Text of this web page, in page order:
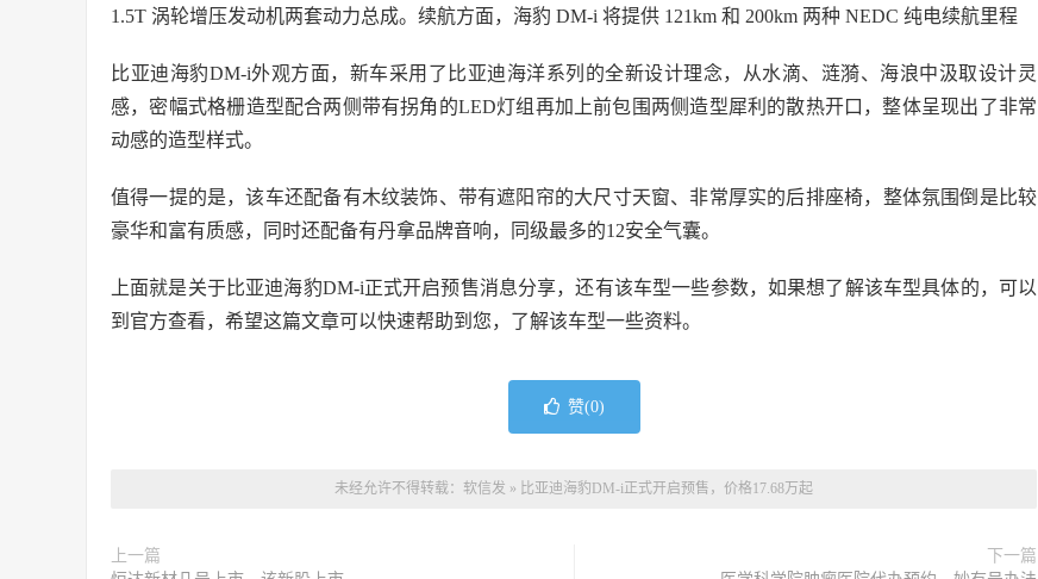
1.5T 涡轮增压发动机两套动力总成。续航方面，海豹 DM-i 将提供 121km 和 200km 两种 NEDC 纯电续航里程
比亚迪海豹DM-i外观方面，新车采用了比亚迪海洋系列的全新设计理念，从水滴、涟漪、海浪中汲取设计灵
感，密幅式格栅造型配合两侧带有拐角的LED灯组再加上前包围两侧造型犀利的散热开口，整体呈现出了非常
动感的造型样式。
值得一提的是，该车还配备有木纹装饰、带有遮阳帘的大尺寸天窗、非常厚实的后排座椅，整体氛围倒是比较
豪华和富有质感，同时还配备有丹拿品牌音响，同级最多的12安全气囊。
上面就是关于比亚迪海豹DM-i正式开启预售消息分享，还有该车型一些参数，如果想了解该车型具体的，可以
到官方查看，希望这篇文章可以快速帮助到您，了解该车型一些资料。
赞(0)
未经允许不得转载： 软信发 » 比亚迪海豹DM-i正式开启预售，价格17.68万起
上一篇
下一篇